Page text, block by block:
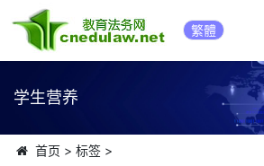
繁體
学生营养
首页 > 标签>